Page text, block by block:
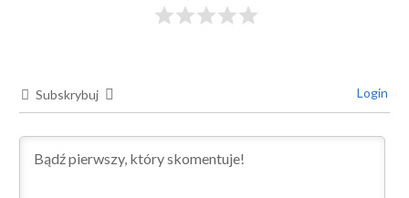
Subskrybuj Login